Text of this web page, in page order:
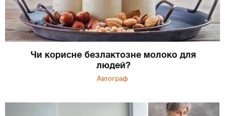
Чи корисне безлактозне молоко для
людей?
Автограф